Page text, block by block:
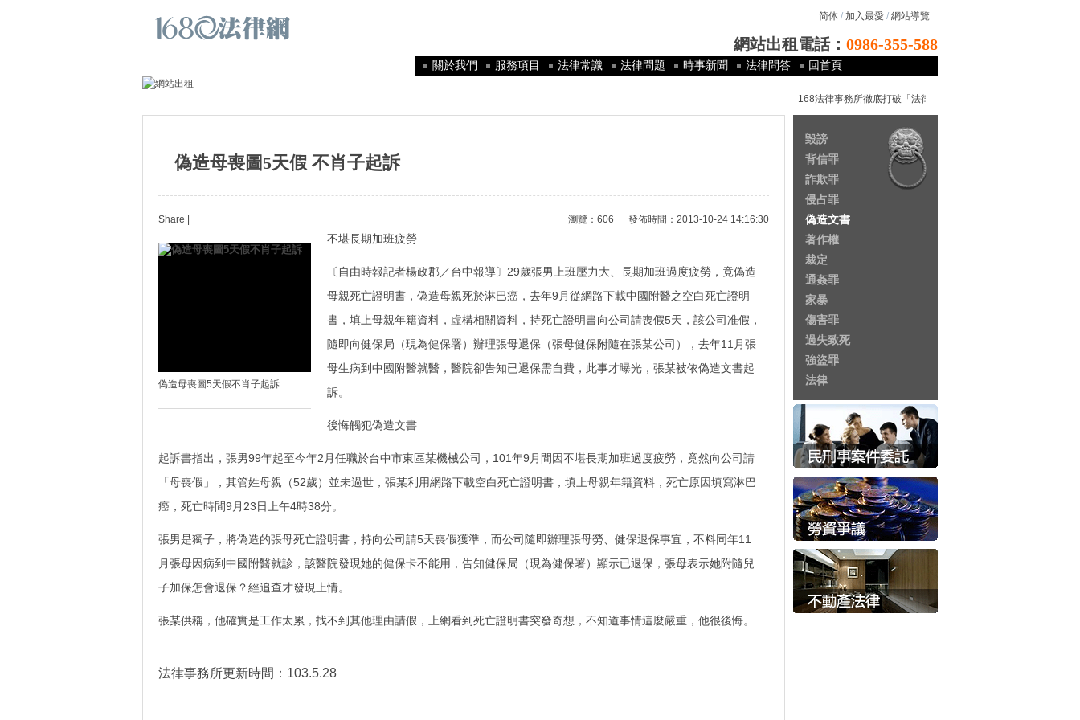
简体 / 加入最愛 / 網站導覽
網站出租電話： 0986-355-588
關於我們 服務項目 法律常識 法律問題 時事新聞 法律問答 回首頁
168法律事務所徹底打破「法律是有錢人的專利以及窮人的夢魘」
偽造母喪圖5天假 不肖子起訴
瀏覽：606 發佈時間：2013-10-24 14:16:30
Share
偽造母喪圖5天假不肖子起訴
不堪長期加班疲勞
〔自由時報記者楊政郡／台中報導〕29歲張男上班壓力大、長期加班過度疲勞，竟偽造
母親死亡證明書，偽造母親死於淋巴癌，去年9月從網路下載中國附醫之空白死亡證明
書，填上母親年籍資料，虛構相關資料，持死亡證明書向公司請喪假5天，該公司准假，
隨即向健保局（現為健保署）辦理張母退保（張母健保附隨在張某公司），去年11月張
母生病到中國附醫就醫，醫院卻告知已退保需自費，此事才曝光，張某被依偽造文書起
訴。
後悔觸犯偽造文書
起訴書指出，張男99年起至今年2月任職於台中市東區某機械公司，101年9月間因不堪長期加班過度疲勞，竟然向公司請
「母喪假」，其管姓母親（52歲）並未過世，張某利用網路下載空白死亡證明書，填上母親年籍資料，死亡原因填寫淋巴
癌，死亡時間9月23日上午4時38分。
張男是獨子，將偽造的張母死亡證明書，持向公司請5天喪假獲準，而公司隨即辦理張母勞、健保退保事宜，不料同年11
月張母因病到中國附醫就診，該醫院發現她的健保卡不能用，告知健保局（現為健保署）顯示已退保，張母表示她附隨兒
子加保怎會退保？經追查才發現上情。
張某供稱，他確實是工作太累，找不到其他理由請假，上網看到死亡證明書突發奇想，不知道事情這麼嚴重，他很後悔。
法律事務所更新時間： 103.5.28
毀謗
背信罪
詐欺罪
侵占罪
偽造文書
著作權
裁定
通姦罪
家暴
傷害罪
過失致死
強盜罪
法律